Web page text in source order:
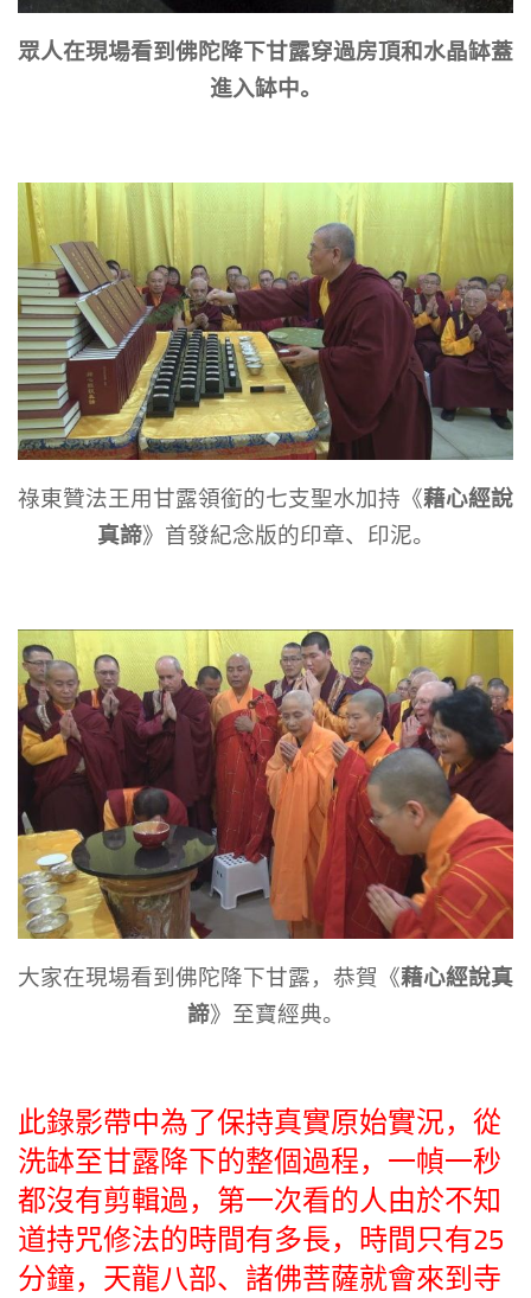
眾人在現場看到佛陀降下甘露穿過房頂和水晶缽蓋
進入缽中。
祿東贊法王用甘露領銜的七支聖水加持《藉心經說
真諦》首發紀念版的印章、印泥。
大家在現場看到佛陀降下甘露，恭賀《藉心經說真
諦》至寶經典。
此錄影帶中為了保持真實原始實況，從
洗缽至甘露降下的整個過程，一幀一秒
都沒有剪輯過，第一次看的人由於不知
道持咒修法的時間有多長，時間只有25
分鐘，天龍八部、諸佛菩薩就會來到寺